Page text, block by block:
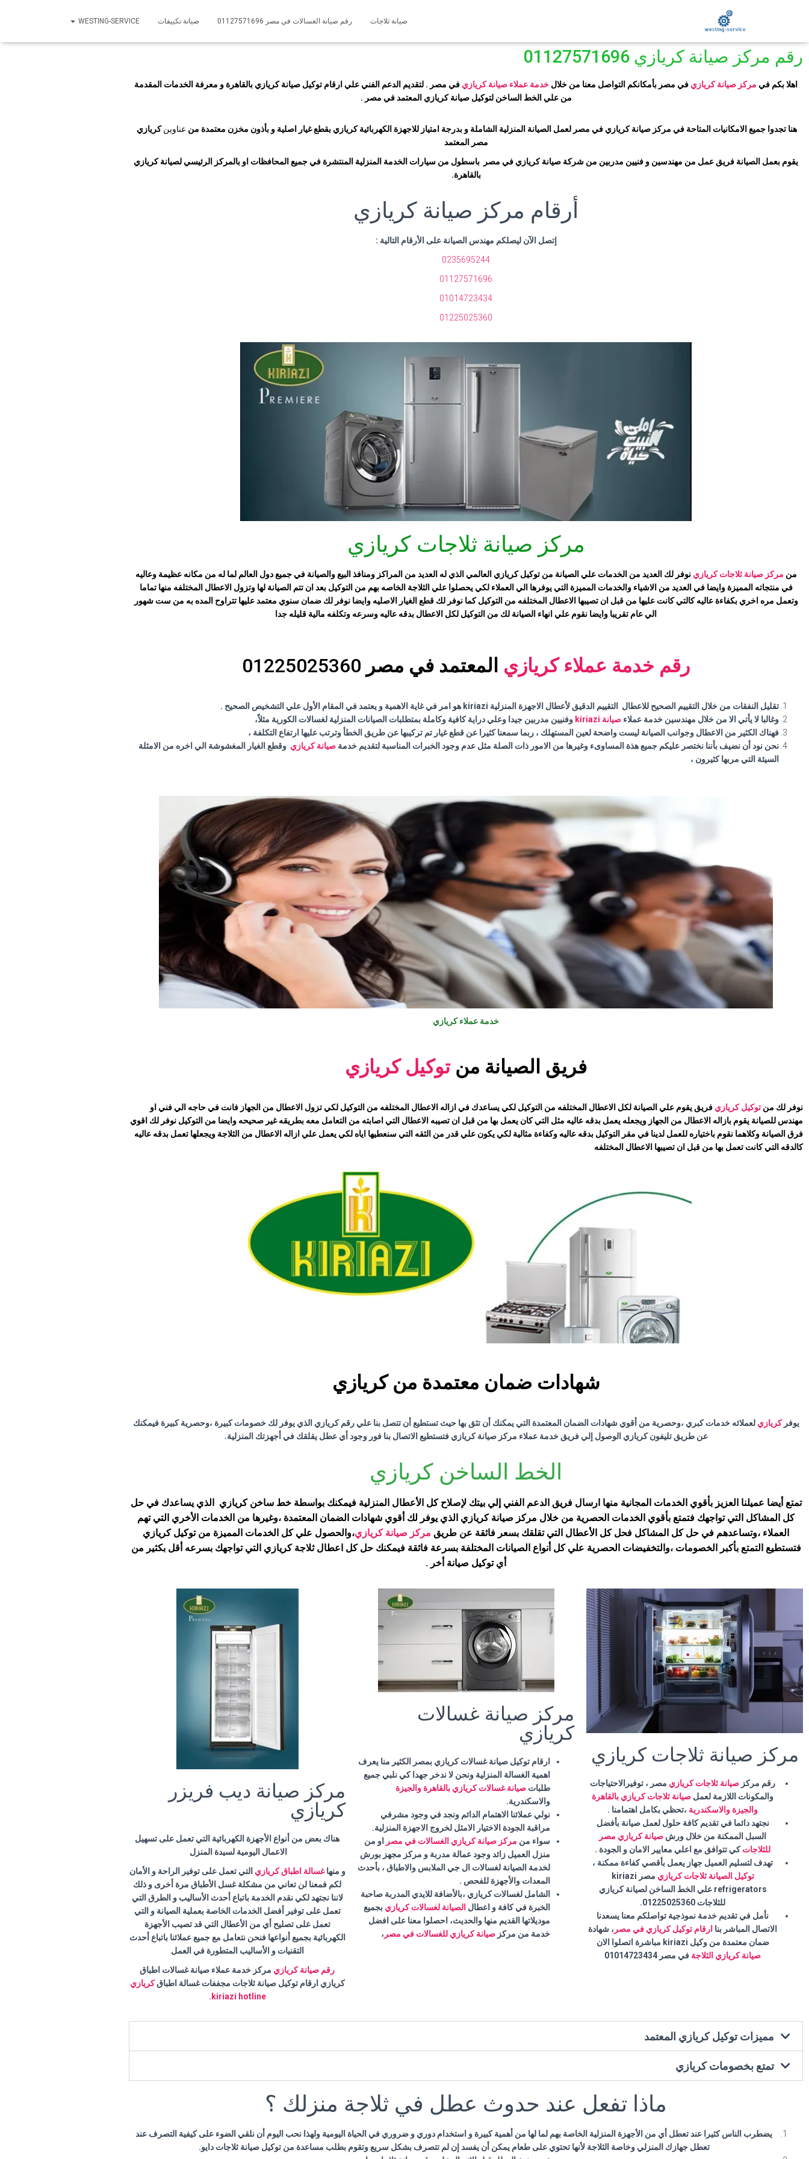
صيانة ثلاجات رقم صيانة الغسالات في مصر 01127571696 صيانة تكييفات WESTING-SERVICE
رقم مركز صيانة كريازي 01127571696
اهلا بكم في مركز صيانة كريازي في مصر بأمكانكم التواصل معنا من خلال خدمة عملاء صيانة كريازي في مصر . لتقديم الدعم الفني علي ارقام توكيل صيانة كريازي بالقاهرة و معرفة الخدمات المقدمة
من علي الخط الساخن لتوكيل صيانة كريازي المعتمد في مصر .
هنا تجدوا جميع الامكانيات المتاحة في مركز صيانةكريازي في مصر لعمل الصيانة المنزلية الشاملة و بدرجة امتياز للاجهزة الكهربائية كريازي بقطع غيار اصلية و بأذون مخزن معتمدة من عناوينكريازي
مصر المعتمد
يقوم بعمل الصيانة فريق عمل من مهندسين و فنيين مدربين من شركة صيانةكريازي في مصر باسطول من سيارات الخدمة المنزلية المنتشرة في جميع المحافظات او بالمركز الرئيسي لصيانةكريازي
بالقاهرة.
أرقام مركز صيانة كريازي
إتصل الآن ليصلكم مهندس الصيانة على الأرقام التالية :
0235695244
01127571696
01014723434
01225025360
مركز صيانة ثلاجات كريازي
من مركز صيانة ثلاجات كريازينوفر لك العديد من الخدمات علي الصيانة من توكيل كريازي العالمي الذي له العديد من المراكز ومنافذ البيع والصيانة في جميع دول العالم لما له من مكانه عظيمة وعاليه
في منتجاته المميزة وايضا في العديد من الاشياء والخدمات المميزة التي يوفرها الي العملاء لكي يحصلوا علي الثلاجة الخاصه بهم من التوكيل بعد ان تتم الصيانة لها وتزول الاعطال المختلفه منها تماما
وتعمل مره اخري بكفاءة عاليه كالتي كانت عليها من قبل ان تصيبها الاعطال المختلفه من التوكيل كما نوفر لك قطع الغيار الاصليه وايضا نوفر لك ضمان سنوي معتمد عليها تتراوح المده به من ست شهور
الي عام تقريبا وايضا نقوم علي انهاء الصيانة لك من التوكيل لكل الاعطال بدقه عاليه وسرعه وتكلفه مالية قليله جدا
رقم خدمة عملاء كريازي المعتمد في مصر
تقليل النفقات من خلال التقييم الصحيح للاعطال التقييم الدقيق لأعطال الاجهزة المنزلية kiriazi هو امر في غاية الاهمية و يعتمد في المقام الأول علي التشخيص الصحيح .
وغالبا لا يأتي الا من خلال مهندسين خدمة عملاء صيانة kiriazi
وفنيين مدربين جيدا وعلي دراية كافية وكاملة بمتطلبات الصيانات المنزلية لغسالات الكورية مثلاً،
فهناك الكثير من الاعطال وجوانب الصيانة ليست واضحة لعين المستهلك ، ربما سمعنا كثيرا عن قطع غيار تم تركيبها عن طريق الخطأ وترتب عليها ارتفاع التكلفة ،
نحن نود أن نضيف بأننا نختصر عليكم جميع هذة المساوىء وغيرها من الامور ذات الصلة مثل عدم وجود الخبرات المناسبة لتقديم خدمة صيانة كريازي وقطع الغيار المغشوشة الي اخره من الامثلة
السيئة التي مربها كثيرون ،
خدمة عملاء كريازي
فريق الصيانة من توكيل كريازي
نوفر لك من توكيل كريازي فريق يقوم علي الصيانة لكل الاعطال المختلفه من التوكيل لكي يساعدك في ازاله الاعطال المختلفه من التوكيل لكي تزول الاعطال من الجهاز فانت في حاجه الي فني او
مهندس للصيانة يقوم بازاله الاعطال من الجهاز ويجعله يعمل بدقه عاليه مثل التي كان يعمل بها من قبل ان تصيبه الاعطال التي اصابته من التعامل معه بطريقه غير صحيحه وايضا من التوكيل نوفر لك اقوي
فرق الصيانة وكلاهما نقوم باختياره للعمل لدينا في مقر التوكيل بدقه عاليه وكفاءة مثالية لكي يكون علي قدر من الثقه التي سنعطيها اياه لكي يعمل علي ازاله الاعطال من الثلاجة ويجعلها تعمل بدقه عاليه
كالدقه التي كانت تعمل بها من قبل ان تصيبها الاعطال المختلفه
شهادات ضمان معتمدة من كريازي
يوفركريازي لعملائه خدمات كبري ،وحصرية من أقوي شهادات الضمان المعتمدة التي يمكنك أن تثق بها حيث تستطيع أن تتصل بنا علي رقم كريازي الذي يوفر لك خصومات كبيرة ،وحصرية كبيرة فيمكنك
عن طريق تليفون كريازي الوصول إلي فريق خدمة عملاء مركز صيانة كريازي فتستطيع الاتصال بنا فور وجود أي عطل يقلقك في أجهزتك المنزلية.
الخط الساخن كريازي
تمتع أيضا عميلنا العزيز بأقوي الخدمات المجانية منها ارسال فريق الدعم الفني إلي بيتك لإصلاح كل الأعطال المنزلية فيمكنك بواسطة خط ساخن كريازي الذي يساعدك في حل
كل المشاكل التي تواجهك فتمتع بأقوي الخدمات الحصرية من خلال مركز صيانة كريازي الذي يوفر لك أقوي شهادات الضمان المعتمدة ،وغيرها من الخدمات الأخري التي تهم
العملاء ،وتساعدهم في حل كل المشاكل فحل كل الأعطال التي تقلقك بسعر فائقة عن طريق مركز صيانة كريازي،والحصول علي كل الخدمات المميزة من توكيل كريازي
فتستطيع التمتع بأكبر الخصومات ،والتخفيضات الحصرية علي كل أنواع الصيانات المختلفة بسرعة فائقة فيمكنك حل كل اعطال ثلاجة كريازي التي تواجهك بسرعه أقل بكثير من
أي توكيل صيانة أخر .
مركز صيانة ثلاجات كريازي
رقم مركز صيانة ثلاجات كريازي مصر ، توفيرالاحتياجات
والمكونات اللازمة لعمل صيانة ثلاجات كريازي بالقاهرة
والجيزة والاسكندرية ،تحظي بكامل اهتمامنا .
نجتهد دائما في تقديم كافة حلول لعمل صيانة بأفضل
السبل الممكنة من خلال ورش صيانة كريازي مصر
للثلاجاتكي تتوافق مع اعلي معايير الامان و الجودة .
تهدف لتسليم العميل جهاز يعمل بأقصي كفاءة ممكنة ،
توكيل الصيانة ثلاجات كريازي
مصر kiriazi
refrigerators علي الخط الساخن لصيانة كريازي
للثلاجات 01225025360.
نأمل في تقديم خدمة نموذجية تواصلكم معنا يسعدنا
الاتصال المباشر بنا ارقام توكيل كريازي في مصر ، شهادة
ضمان معتمدة من وكيل kiriazi مباشرة اتصلوا الان
صيانة كريازي الثلاجة في مصر 01014723434
مركز صيانة غسالات
كريازي
ارقام توكيل صيانة غسالات كريازي بمصر الكثير منا يعرف
اهمية الغسالة المنزلية ونحن لا ندخر جهدا كي نلبي جميع
طلبات صيانة غسالات كريازي بالقاهرة والجيزة
والاسكندرية.
نولي عملائنا الاهتمام الدائم ونجد في وجود مشرفي
مراقبة الجودة الاختيار الامثل لخروج الاجهزة المنزلية.
سواء من مركز صيانة كريازي الغسالات في مصر
او من
منزل العميل زائد وجود عمالة مدربة و مركز مجهز بورش
لخدمة الصيانة لغسالات ال جي الملابس والاطباق ، بأحدث
المعدات والأجهزة للفحص .
الشامل لغسالات كريازي ،بالأضافة للايدي المدربة صاحبة
الخبرة في كافة و اعطال الصيانة لغسالات كريازي بجميع
موديلاتها القديم منها والحديث، احصلوا معنا على افضل
خدمة من مركز صيانة كريازي للغسالات في مصر ،
مركز صيانة ديب فريزر
كريازي
هناك بعض من أنواع الأجهزة الكهربائية التي تعمل على تسهيل
الاعمال اليومية لسيدة المنزل
و منهاغسالة اطباق كريازي التي تعمل على توفير الراحة و الأمان
لكم فمعنا لن تعاني من مشكلة غسل الأطباق مرة أخرى و ذلك
لاننا نجتهد لكي نقدم الخدمة باتباع أحدث الأساليب و الطرق التي
تعمل على توفير أفضل الخدمات الخاصة بعملية الصيانة و التي
تعمل على تصليح أي من الأعطال التي قد تصيب الأجهزة
الكهربائية بجميع أنواعها فنحن نتعامل مع جميع عملائنا باتباع أحدث
التقنيات و الأساليب المتطورة في العمل
رقم صيانة كريازي مركز خدمة عملاء صيانة غسالات اطباق
كريازي ارقام توكيل صيانة ثلاجات مجففات غسالة اطباقكريازي
kiriazi hotline.
مميزات توكيل كريازي المعتمد
تمتع بخصومات كريازي
ماذا تفعل عند حدوث عطل في ثلاجة منزلك ؟
يضطرب الناس كثيرا عند تعطل أي من الأجهزة المنزلية الخاصة بهم لما لها من أهمية كبيرة و استخدام دوري و ضروري في الحياة اليومية ولهذا نحب اليوم أن نلقي الضوء على كيفية التصرف عند
تعطل جهازك المنزلي وخاصة الثلاجة لأنها تحتوي على طعام يمكن أن يفسد إن لم تتصرف بشكل سريع وتقوم بطلب مساعدة من توكيل صيانة ثلاجات دايو.